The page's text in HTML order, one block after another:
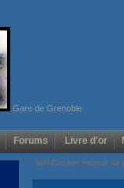
Gare de Grenoble
Forums Livre d'or
Voir/Cacher menus de